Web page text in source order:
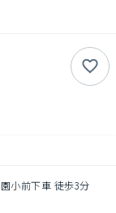
小前下車 徒歩3分